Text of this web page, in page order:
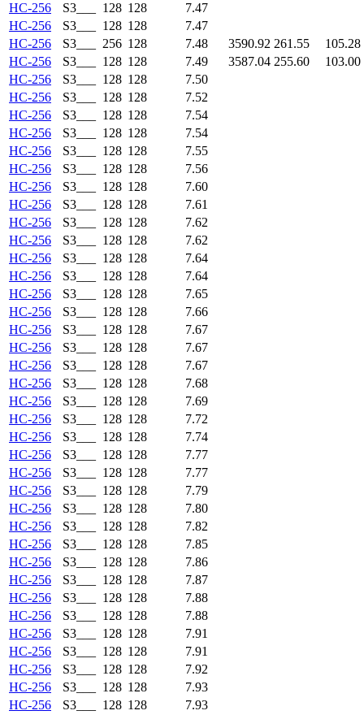
HC-256
S3___ 128 128
7.47
HC-256
S3___ 128 128
7.47
HC-256
S3___ 256 128 7.48 3590.92 261.55
105.28
HC-256
S3___ 128 128 7.49 3587.04 255.60
103.00
HC-256
S3___ 128 128
7.50
HC-256
S3___ 128 128
7.52
HC-256
S3___ 128 128
7.54
HC-256
S3___ 128 128
7.54
HC-256
S3___ 128 128
7.55
HC-256
S3___ 128 128
7.56
HC-256
S3___ 128 128
7.60
HC-256
S3___ 128 128
7.61
HC-256
S3___ 128 128
7.62
HC-256
S3___ 128 128
7.62
HC-256
S3___ 128 128
7.64
HC-256
S3___ 128 128
7.64
HC-256
S3___ 128 128
7.65
HC-256
S3___ 128 128
7.66
HC-256
S3___ 128 128
7.67
HC-256
S3___ 128 128
7.67
HC-256
S3___ 128 128
7.67
HC-256
S3___ 128 128
7.68
HC-256
S3___ 128 128
7.69
HC-256
S3___ 128 128
7.72
HC-256
S3___ 128 128
7.74
HC-256
S3___ 128 128
7.77
HC-256
S3___ 128 128
7.77
HC-256
S3___ 128 128
7.79
HC-256
S3___ 128 128
7.80
HC-256
S3___ 128 128
7.82
HC-256
S3___ 128 128
7.85
HC-256
S3___ 128 128
7.86
HC-256
S3___ 128 128
7.87
HC-256
S3___ 128 128
7.88
HC-256
S3___ 128 128
7.88
HC-256
S3___ 128 128
7.91
HC-256
S3___ 128 128
7.91
HC-256
S3___ 128 128
7.92
HC-256
S3___ 128 128
7.93
HC-256
S3___ 128 128
7.93